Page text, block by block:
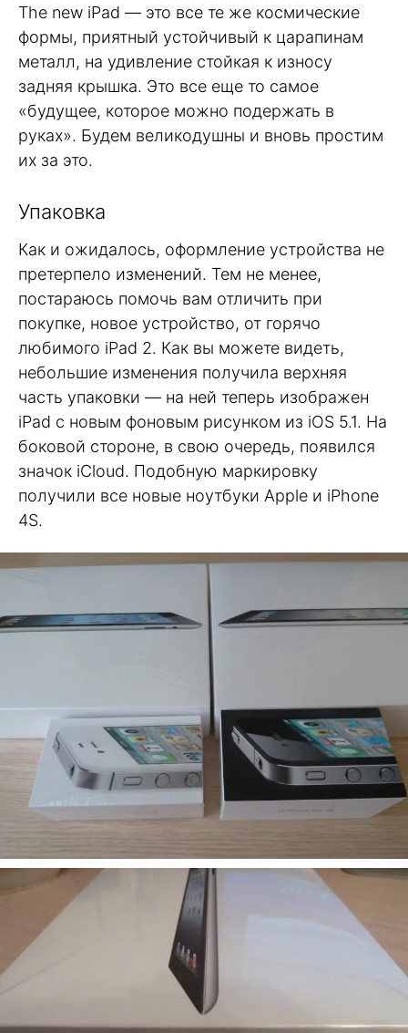
The new iPad — это все те же космические
формы, приятный устойчивый к царапинам
металл, на удивление стойкая к износу
задняя крышка. Это все еще то самое
«будущее, которое можно подержать в
руках». Будем великодушны и вновь простим
их за это.
Упаковка
Как и ожидалось, оформление устройства не
претерпело изменений. Тем не менее,
постараюсь помочь вам отличить при
покупке, новое устройство, от горячо
любимого iPad 2. Как вы можете видеть,
небольшие изменения получила верхняя
часть упаковки — на ней теперь изображен
iPad с новым фоновым рисунком из iOS 5.1. На
боковой стороне, в свою очередь, появился
значок iCloud. Подобную маркировку
получили все новые ноутбуки Apple и iPhone
4S.